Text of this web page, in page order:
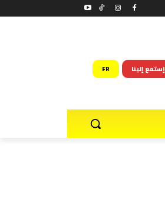
إستمع إلينا FR